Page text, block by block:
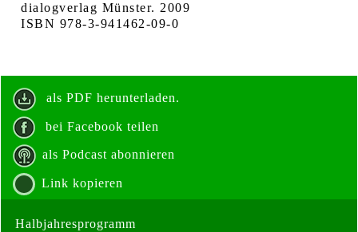
dialogverlag Münster. 2009
ISBN 978-3-941462-09-0
als PDF herunterladen.
bei Facebook teilen
als Podcast abonnieren
Link kopieren
Halbjahresprogramm